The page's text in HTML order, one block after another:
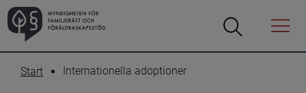
Öppna
Öppna
Menyn
Start Internationella adoptioner